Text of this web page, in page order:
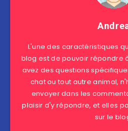
L'une des caractéristiques
blog est de pouvoir répondre
avez des questions
chat ou tout autre animal,
envoyer dans les
plaisir d'y répondre, et elles
sur le